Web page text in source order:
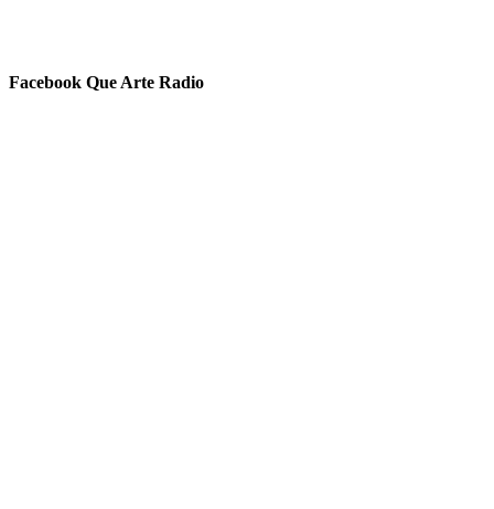
Facebook Que Arte Radio